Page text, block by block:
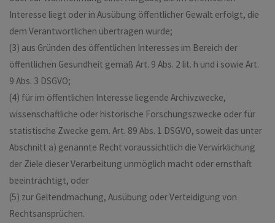
Interesse liegt oder in Ausübung öffentlicher Gewalt erfolgt, die
dem Verantwortlichen übertragen wurde;
(3) aus Gründen des öffentlichen Interesses im Bereich der
öffentlichen Gesundheit gemäß Art. 9 Abs. 2 lit. h und i sowie Art.
9 Abs. 3 DSGVO;
(4) für im öffentlichen Interesse liegende Archivzwecke,
wissenschaftliche oder historische Forschungszwecke oder für
statistische Zwecke gem. Art. 89 Abs. 1 DSGVO, soweit das unter
Abschnitt a) genannte Recht voraussichtlich die Verwirklichung
der Ziele dieser Verarbeitung unmöglich macht oder ernsthaft
beeinträchtigt, oder
(5) zur Geltendmachung, Ausübung oder Verteidigung von
Rechtsansprüchen.